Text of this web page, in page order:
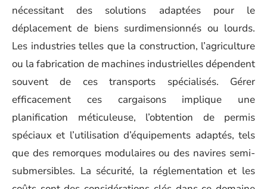
nécessitant des solutions adaptées pour le
déplacement de biens surdimensionnés ou lourds.
Les industries telles que la construction, l’agriculture
ou la fabrication de machines industrielles dépendent
souvent de ces transports spécialisés. Gérer
efficacement ces cargaisons implique une
planification méticuleuse, l’obtention de permis
spéciaux et l’utilisation d’équipements adaptés, tels
que des remorques modulaires ou des navires semi-
submersibles. La sécurité, la réglementation et les